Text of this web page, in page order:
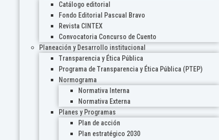
Catálogo editorial
Fondo Editorial Pascual Bravo
Revista CINTEX
Convocatoria Concurso de Cuento
Planeación y Desarrollo institucional
Transparencia y Ética Pública
Programa de Transparencia y Ética Pública (PTEP)
Normograma
Normativa Interna
Normativa Externa
Planes y Programas
Plan de acción
Plan estratégico 2030